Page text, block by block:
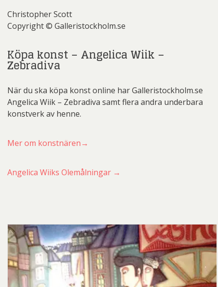
Christopher Scott
Copyright © Galleristockholm.se
Köpa konst – Angelica Wiik –
Zebradiva
När du ska köpa konst online har Galleristockholm.se
Angelica Wiik – Zebradiva samt flera andra underbara
konstverk av henne.
Mer om konstnären→
Angelica Wiiks Olemålningar →